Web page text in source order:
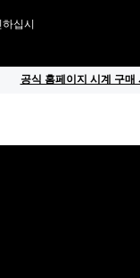
십시
공식 홈페이지 시계 구